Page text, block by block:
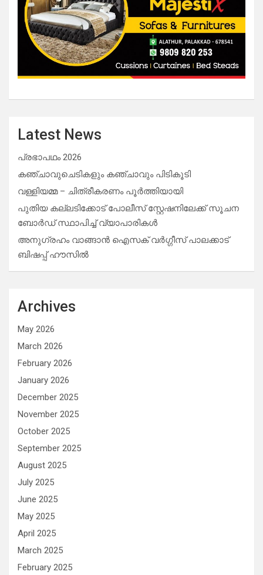
Latest News
പ്രഭാപഥം 2026
കഞ്ചാവുചെടികളും കഞ്ചാവും പിടികൂടി
വള്ളിയമ്മ – ചിത്രീകരണം പൂർത്തിയായി
പുതിയ കല്ലടിക്കോട് പോലീസ് സ്റ്റേഷനിലേക്ക് സൂചന
ബോർഡ് സ്ഥാപിച്ച് വ്യാപാരികൾ
അനുഗ്രഹം വാങ്ങാൻ ഐസക് വര്‍ഗ്ഗീസ് പാലക്കാട്
ബിഷപ്പ് ഹൗസില്‍
Archives
May 2026
March 2026
February 2026
January 2026
December 2025
November 2025
October 2025
September 2025
August 2025
July 2025
June 2025
May 2025
April 2025
March 2025
February 2025